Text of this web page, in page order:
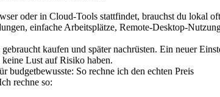
oder in Cloud-Tools stattfindet, brauchst du lokal
einfache Arbeitsplätze, Remote-Desktop-
kaufen und später nachrüsten. Ein neuer
Lust auf Risiko haben.
budgetbewusste: So rechne ich den echten Preis
rechne so: